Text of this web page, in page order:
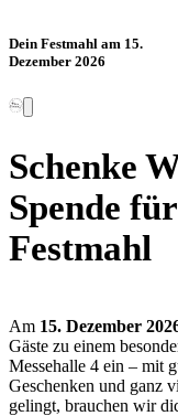
Dein Festmahl am 15.
Dezember 2026
Schenke
Spende
Festmahl
Am 15. Dezember
Gäste zu einem
Messehalle 4 ein – mit
Geschenken und ganz
gelingt, brauchen wir